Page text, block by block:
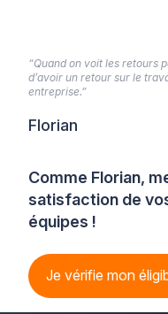
Comme Florian,
satisfaction de
équipes !
Je vérifie mon
“Quand on voit les retours
d’avoir un retour sur le
entreprise.”
Florian